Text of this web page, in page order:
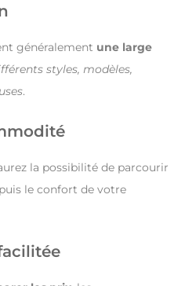
généralement une large
styles, modèles,
.
la possibilité de parcourir
le confort de votre